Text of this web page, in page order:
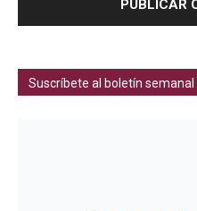
Suscríbete al boletín semanal